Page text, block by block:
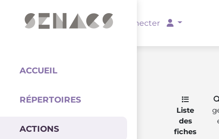
Se connecter
ACCUEIL
RÉPERTOIRES
ACTIONS
Liste
des
fiches